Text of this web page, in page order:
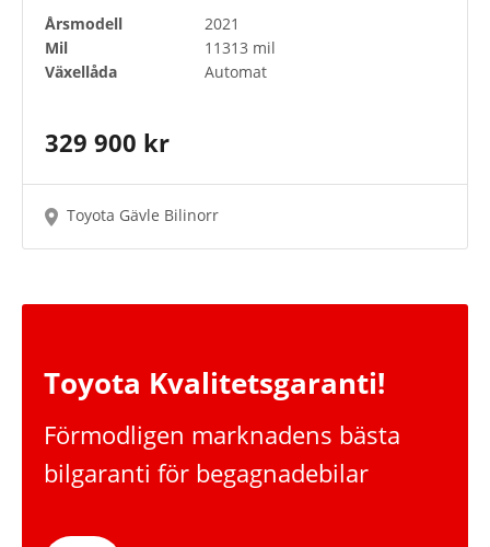
Årsmodell
2021
Mil
11313 mil
Växellåda
Automat
329 900 kr
Toyota Gävle Bilinorr
Toyota Kvalitetsgaranti!
Förmodligen marknadens bästa
bilgaranti för begagnadebilar